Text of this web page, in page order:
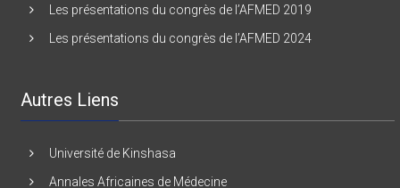
Les présentations du congrès de l’AFMED 2019
Les présentations du congrès de l’AFMED 2024
Autres Liens
Université de Kinshasa
Annales Africaines de Médecine